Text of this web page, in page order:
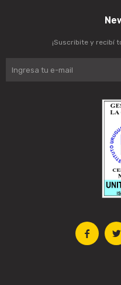
 
¡Suscribite y recibí